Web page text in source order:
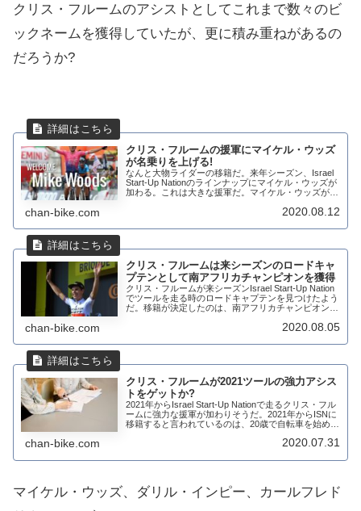
クリス・フルームのアシストとしてこれまで数々のビ
ックネームを獲得していたが、更に積み重ねがあるの
だろうか?
クリス・フルームの援軍にマイケル・ウッズ
が名乗りを上げる!
なんと大物ライダーの移籍だ。来年シーズン、Israel
Start-Up Nationのラインナップにマイケル・ウッズが
加わる。これは大きな援軍だ。マイケル・ウッズが加
chan-bike.com 2020.08.12
クリス・フルームは来シーズンのロードキャ
プテンとして南アフリカチャンピオンを獲得
クリス・フルームが来シーズンIsrael Start-Up Nation
でツールを走る時のロードキャプテンを見つけたよう
だ。移籍が決定したのは、南アフリカチャンピオンの
chan-bike.com 2020.08.05
クリス・フルームが2021ツールの強力アシス
トをゲットか?
2021年からIsrael Start-Up Nationで走るクリス・フル
ームに強力な援軍が加わりそうだ。2021年からISNに
移籍すると言われているのは、20歳で自転車を始めた
chan-bike.com 2020.07.31
マイケル・ウッズ、ダリル・インピー、カールフレド